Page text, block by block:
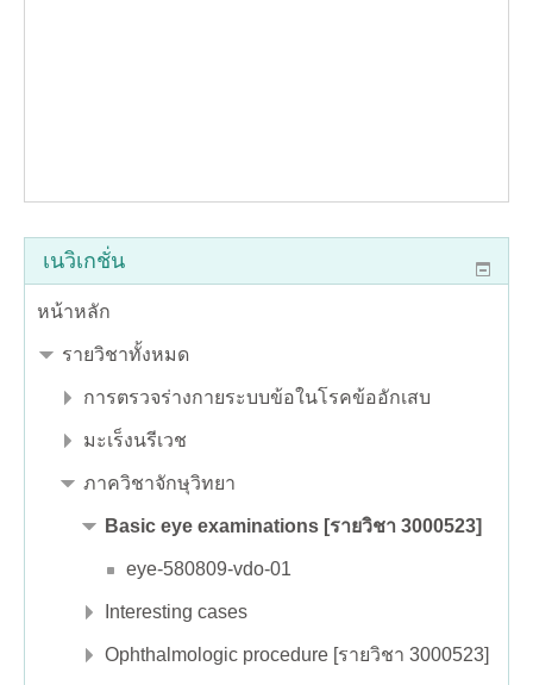
เนวิเกชั่น
หน้าหลัก
รายวิชาทั้งหมด
การตรวจร่างกายระบบข้อในโรคข้ออักเสบ
มะเร็งนรีเวช
ภาควิชาจักษุวิทยา
Basic eye examinations [รายวิชา 3000523]
eye-580809-vdo-01
Interesting cases
Ophthalmologic procedure [รายวิชา 3000523]